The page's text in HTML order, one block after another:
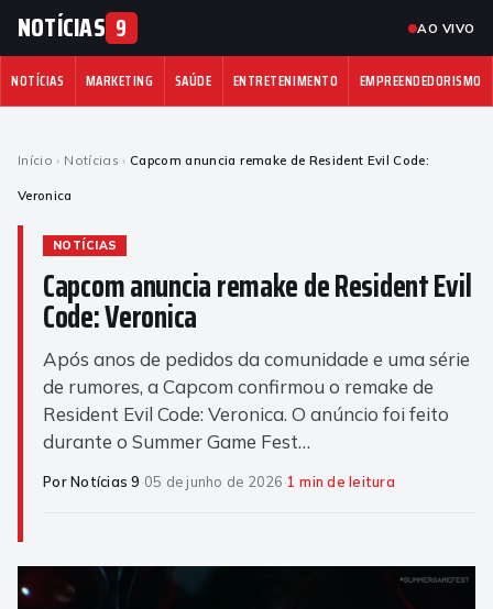
NOTÍCIAS 9 AO VIVO
NOTÍCIAS MARKETING SAÚDE ENTRETENIMENTO EMPREENDEDORISMO
Início › Notícias › Capcom anuncia remake de Resident Evil Code:
Veronica
NOTÍCIAS
Capcom anuncia remake de Resident Evil
Code: Veronica
Após anos de pedidos da comunidade e uma série
de rumores, a Capcom confirmou o remake de
Resident Evil Code: Veronica. O anúncio foi feito
durante o Summer Game Fest…
Por Notícias 9·05 de junho de 2026·1 min de leitura